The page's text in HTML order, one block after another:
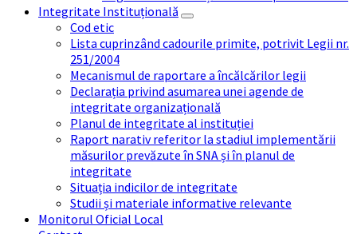
Integritate Instituțională
Cod etic
Lista cuprinzând cadourile primite, potrivit Legii nr.
251/2004
Mecanismul de raportare a încălcărilor legii
Declarația privind asumarea unei agende de
integritate organizațională
Planul de integritate al instituției
Raport narativ referitor la stadiul implementării
măsurilor prevăzute în SNA și în planul de
integritate
Situația indicilor de integritate
Studii și materiale informative relevante
Monitorul Oficial Local